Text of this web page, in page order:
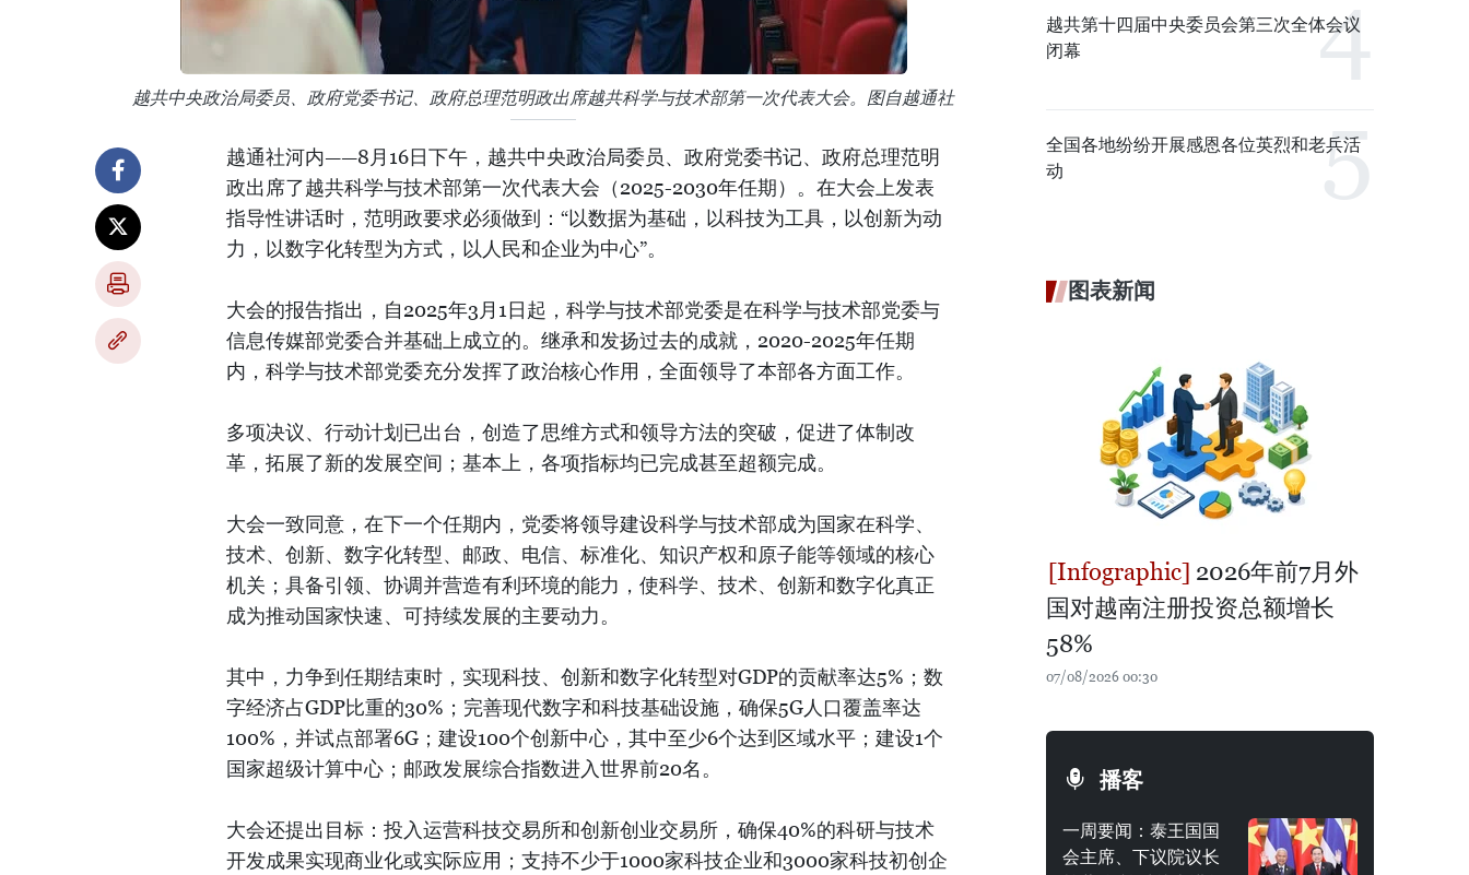
越共中央政治局委员、政府党委书记、政府总理范明政出席越共科学与技术部第一次代表大会。图自越通社
越通社河内——8月16日下午，越共中央政治局委员、政府党委书记、政府总理范明
政出席了越共科学与技术部第一次代表大会（2025-2030年任期）。在大会上发表
指导性讲话时，范明政要求必须做到：“以数据为基础，以科技为工具，以创新为动
力，以数字化转型为方式，以人民和企业为中心”。
大会的报告指出，自2025年3月1日起，科学与技术部党委是在科学与技术部党委与
信息传媒部党委合并基础上成立的。继承和发扬过去的成就，2020-2025年任期
内，科学与技术部党委充分发挥了政治核心作用，全面领导了本部各方面工作。
多项决议、行动计划已出台，创造了思维方式和领导方法的突破，促进了体制改
革，拓展了新的发展空间；基本上，各项指标均已完成甚至超额完成。
大会一致同意，在下一个任期内，党委将领导建设科学与技术部成为国家在科学、
技术、创新、数字化转型、邮政、电信、标准化、知识产权和原子能等领域的核心
机关；具备引领、协调并营造有利环境的能力，使科学、技术、创新和数字化真正
成为推动国家快速、可持续发展的主要动力。
其中，力争到任期结束时，实现科技、创新和数字化转型对GDP的贡献率达5%；数
字经济占GDP比重的30%；完善现代数字和科技基础设施，确保5G人口覆盖率达
100%，并试点部署6G；建设100个创新中心，其中至少6个达到区域水平；建设1个
国家超级计算中心；邮政发展综合指数进入世界前20名。
大会还提出目标：投入运营科技交易所和创新创业交易所，确保40%的科研与技术
开发成果实现商业化或实际应用；支持不少于1000家科技企业和3000家科技初创企
越共第十四届中央委员会第三次全体会议
闭幕
全国各地纷纷开展感恩各位英烈和老兵活
动
图表新闻
2026年前7月外
国对越南注册投资总额增长
58%
07/08/2026 00:30
播客
一周要闻：泰王国国
会主席、下议院议长